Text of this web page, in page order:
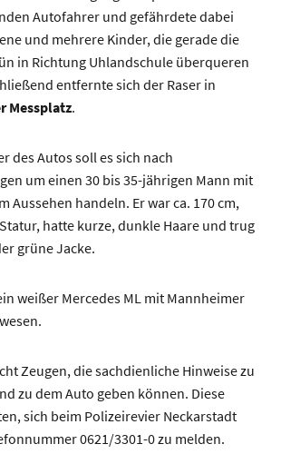
Autofahrer und gefährdete dabei
und mehrere Kinder, die gerade die
in Richtung Uhlandschule überqueren
entfernte sich der Raser in
Messplatz.
des Autos soll es sich nach
um einen 30 bis 35-jährigen Mann mit
Aussehen handeln. Er war ca. 170 cm,
hatte kurze, dunkle Haare und trug
grüne Jacke.
weißer Mercedes ML mit Mannheimer
Zeugen, die sachdienliche Hinweise zu
zu dem Auto geben können. Diese
sich beim Polizeirevier Neckarstadt
0621/3301-0 zu melden.